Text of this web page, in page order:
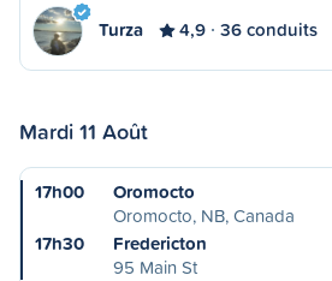
Turza 4,9 36 conduits
Mardi 11 Août
17h00
Oromocto
Oromocto, NB, Canada
17h30
Fredericton
95 Main St